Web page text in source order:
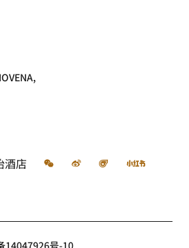
酒店 微信 微博 飞猪 小红书
14047926号-10